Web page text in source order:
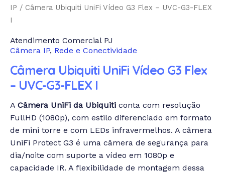
IP / Câmera Ubiquiti UniFi Vídeo G3 Flex – UVC-G3-FLEX
I
Atendimento Comercial PJ
Câmera IP, Rede e Conectividade
Câmera Ubiquiti UniFi Vídeo G3 Flex
– UVC-G3-FLEX I
A Câmera UniFi da Ubiquiti conta com resolução
FullHD (1080p), com estilo diferenciado em formato
de mini torre e com LEDs infravermelhos. A câmera
UniFi Protect G3 é uma câmera de segurança para
dia/noite com suporte a vídeo em 1080p e
capacidade IR. A flexibilidade de montagem dessa